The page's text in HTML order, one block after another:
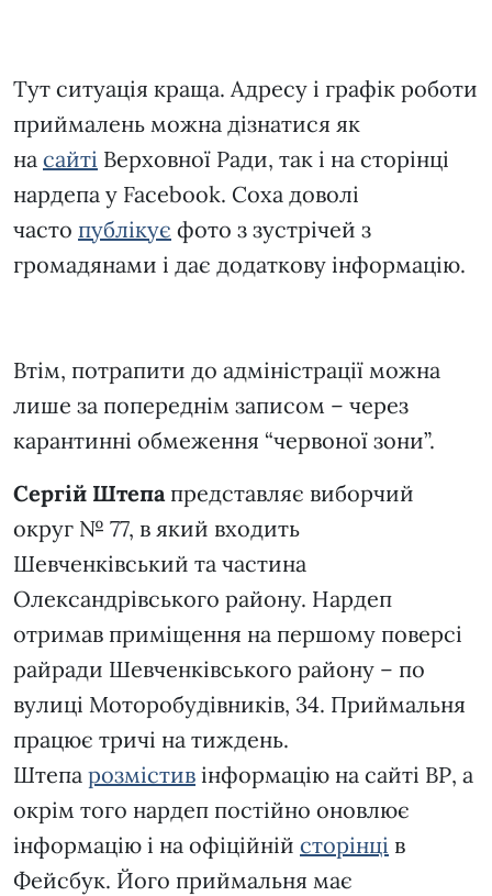
Тут ситуація краща. Адресу і графік роботи
приймалень можна дізнатися як
на сайті Верховної Ради, так і на сторінці
нардепа у Facebook. Соха доволі
часто публікує фото з зустрічей з
громадянами і дає додаткову інформацію.
Втім, потрапити до адміністрації можна
лише за попереднім записом – через
карантинні обмеження “червоної зони”.
Сергій Штепа представляє виборчий
округ № 77, в який входить
Шевченківський та частина
Олександрівського району. Нардеп
отримав приміщення на першому поверсі
райради Шевченківського району – по
вулиці Моторобудівників, 34. Приймальня
працює тричі на тиждень.
Штепа розмістив інформацію на сайті ВР, а
окрім того нардеп постійно оновлює
інформацію і на офіційній сторінці в
Фейсбук. Його приймальня має